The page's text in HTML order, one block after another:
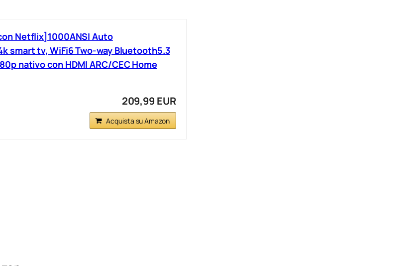
Netflix]1000ANSI Auto
smart tv, WiFi6 Two-way Bluetooth5.3
nativo con HDMI ARC/CEC Home
209,99 EUR
Acquista su Amazon